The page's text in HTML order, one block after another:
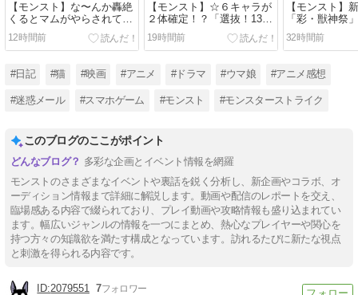
【モンスト】な〜んか轟絶
くるとマムがやらされてん
だけど。【メタスト】
12時間前
【モンスト】☆６キャラが
２体確定！？「選抜！13周
年人気投票ガチャ」！！
【たちアカ】
19時間前
【モンスト】
「彩・獣神祭
ラ：カーミラ
てみた！【モ
32時間前
#日記 #猫 #映画 #アニメ #ドラマ #ウマ娘 #アニメ感想
#迷惑メール #スマホゲーム #モンスト #モンスターストライク
このブログのここがポイント
多彩な企画とイベント情報を網羅
モンストのさまざまなイベントや裏話を鋭く分析し、新企画やコラボ、オ
ーディション情報まで詳細に解説します。動画や配信のレポートを交え、
臨場感ある内容で綴られており、プレイ動画や攻略情報も盛り込まれてい
ます。幅広いジャンルの情報を一つにまとめ、熱心なプレイヤーや関心を
持つ方々の知識欲を満たす構成となっています。訪れるたびに新たな視点
と刺激を得られる内容です。
2079551 7